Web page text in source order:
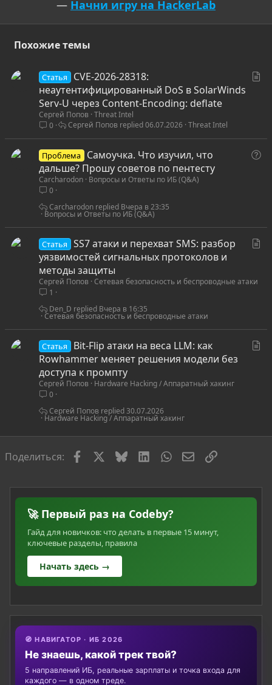
— Начни игру на HackerLab
Похожие темы
я
Статья
CVE-2026-28318:
неаутентифицированный DoS в SolarWinds
Serv-U через Content-Encoding: deflate
Сергей Попов Threat Intel
0
Threat Intel
06.07.2026
Сергей Попов
В
Проблема
Самоучка. Что изучил, что
дальше? Прошу советов по пентесту
Carcharodon Вопросы и Ответы по ИБ (Q&A)
0
Вопросы и Ответы по ИБ (Q&A)
Вчера в 23:35
Carcharodon
Статья
SS7 атаки и перехват SMS: разбор
уязвимостей сигнальных протоколов и
методы защиты
Сергей Попов Сетевая безопасность и беспроводные атаки
1
Сетевая безопасность и беспроводные атаки
Вчера в 16:35
Den_D
Статья
Bit-Flip атаки на веса LLM: как
Rowhammer меняет решения модели без
доступа к промпту
Сергей Попов Hardware Hacking / Аппаратный хакинг
0
Hardware Hacking / Аппаратный хакинг
30.07.2026
Сергей Попов
Поделиться: FacebookBlueskyLinkedInWhatsAppЭлектронная
Ссылка
🚀 Первый раз на Codeby?
Гайд для новичков: что делать в первые 15 минут,
ключевые разделы, правила
Начать здесь →
🧭 НАВИГАТОР · ИБ 2026
Не знаешь, какой трек твой?
5 направлений ИБ, реальные зарплаты и точка входа для
каждого — в одном треде.